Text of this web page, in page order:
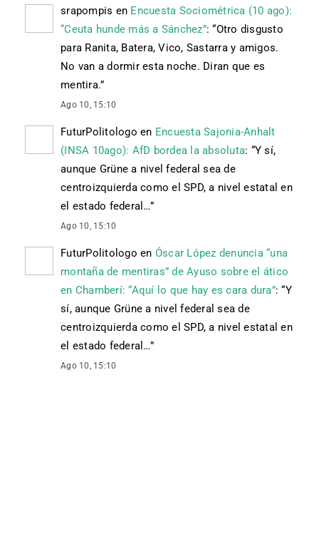
srapompis en Encuesta Sociométrica (10 ago):
“Ceuta hunde más a Sánchez”: “Otro disgusto
para Ranita, Batera, Vico, Sastarra y amigos.
No van a dormir esta noche. Diran que es
mentira.”
Ago 10, 15:10
FuturPolitologo en Encuesta Sajonia-Anhalt
(INSA 10ago): AfD bordea la absoluta: “Y sí,
aunque Grüne a nivel federal sea de
centroizquierda como el SPD, a nivel estatal en
el estado federal…”
Ago 10, 15:10
FuturPolitologo en Óscar López denuncia “una
montaña de mentiras” de Ayuso sobre el ático
en Chamberí: “Aquí lo que hay es cara dura”: “Y
sí, aunque Grüne a nivel federal sea de
centroizquierda como el SPD, a nivel estatal en
el estado federal…”
Ago 10, 15:10